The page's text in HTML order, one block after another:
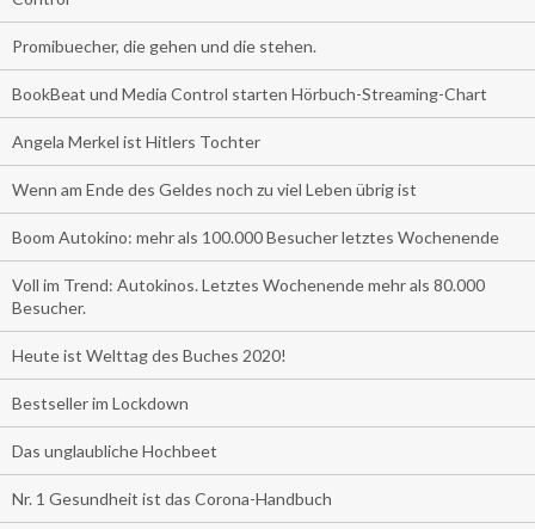
Promibuecher, die gehen und die stehen.
BookBeat und Media Control starten Hörbuch-Streaming-Chart
Angela Merkel ist Hitlers Tochter
Wenn am Ende des Geldes noch zu viel Leben übrig ist
Boom Autokino: mehr als 100.000 Besucher letztes Wochenende
Voll im Trend: Autokinos. Letztes Wochenende mehr als 80.000
Besucher.
Heute ist Welttag des Buches 2020!
Bestseller im Lockdown
Das unglaubliche Hochbeet
Nr. 1 Gesundheit ist das Corona-Handbuch